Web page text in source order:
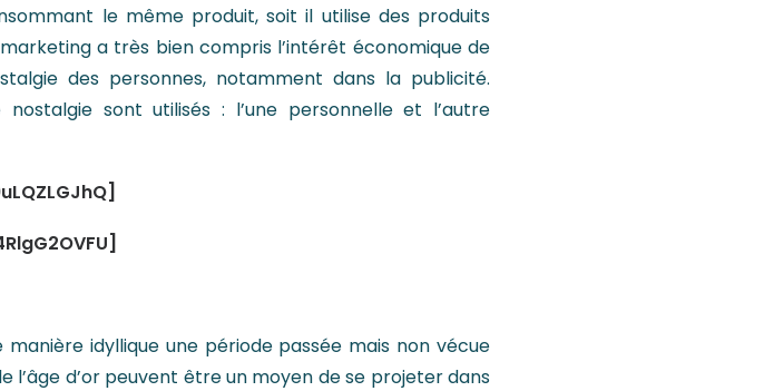
le même produit, soit il utilise des produits
a très bien compris l’intérêt économique de
des personnes, notamment dans la publicité.
sont utilisés : l’une personnelle et l’autre
idyllique une période passée mais non vécue
l’âge d’or peuvent être un moyen de se projeter dans